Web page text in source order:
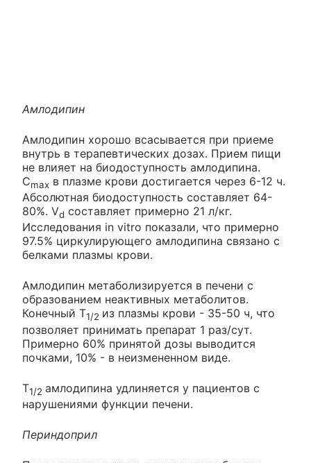
Амлодипин
Амлодипин хорошо всасывается при приеме
внутрь в терапевтических дозах. Прием пищи
не влияет на биодоступность амлодипина.
Cmax в плазме крови достигается через 6-12 ч.
Абсолютная биодоступность составляет 64-
80%. Vd составляет примерно 21 л/кг.
Исследования in vitro показали, что примерно
97.5% циркулирующего амлодипина связано с
белками плазмы крови.
Амлодипин метаболизируется в печени с
образованием неактивных метаболитов.
Конечный T1/2 из плазмы крови - 35-50 ч, что
позволяет принимать препарат 1 раз/сут.
Примерно 60% принятой дозы выводится
почками, 10% - в неизмененном виде.
T1/2 амлодипина удлиняется у пациентов с
нарушениями функции печени.
Периндоприл